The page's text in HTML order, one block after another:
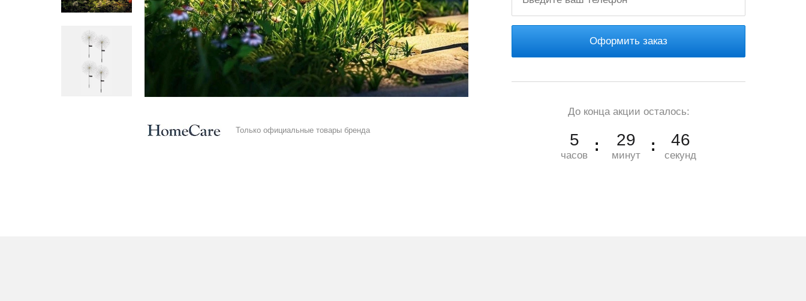
Только официальные товары бренда
Оформить заказ
До конца акции осталось:
5
часов
29
минут
45
секунд